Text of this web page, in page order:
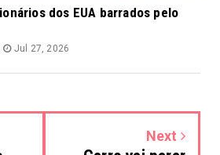
dos EUA barrados pelo
Jul 27, 2026
Next